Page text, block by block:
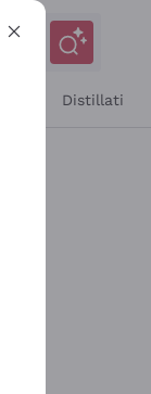
Distillati